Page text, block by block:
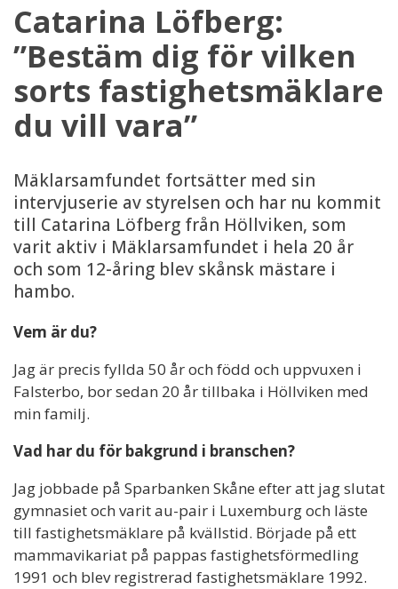
Catarina Löfberg:
”Bestäm dig för vilken
sorts fastighetsmäklare
du vill vara”
Mäklarsamfundet fortsätter med sin
intervjuserie av styrelsen och har nu kommit
till Catarina Löfberg från Höllviken, som
varit aktiv i Mäklarsamfundet i hela 20 år
och som 12-åring blev skånsk mästare i
hambo.
Vem är du?
Jag är precis fyllda 50 år och född och uppvuxen i
Falsterbo, bor sedan 20 år tillbaka i Höllviken med
min familj.
Vad har du för bakgrund i branschen?
Jag jobbade på Sparbanken Skåne efter att jag slutat
gymnasiet och varit au-pair i Luxemburg och läste
till fastighetsmäklare på kvällstid. Började på ett
mammavikariat på pappas fastighetsförmedling
1991 och blev registrerad fastighetsmäklare 1992.